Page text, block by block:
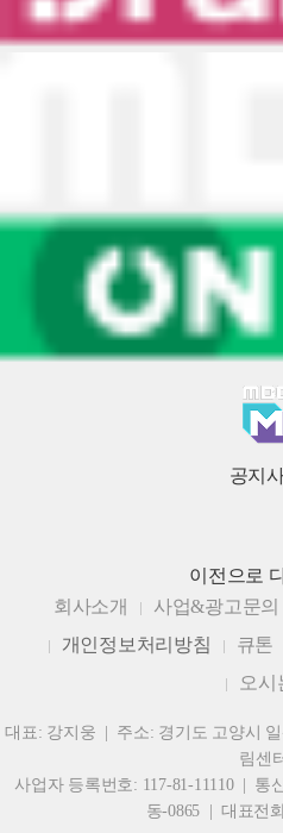
공지
이전으로
회사소개
사업&광고문의
개인정보처리방침
큐톤
오시
대표: 강지웅 | 주소: 경기도 고양시
림센
사업자 등록번호: 117-81-11110 | 통
동-0865 | 대표전